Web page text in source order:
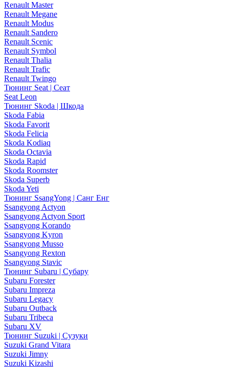
Renault Master
Renault Megane
Renault Modus
Renault Sandero
Renault Scenic
Renault Symbol
Renault Thalia
Renault Trafic
Renault Twingo
Тюнинг Seat | Сеат
Seat Leon
Тюнинг Skoda | Шкода
Skoda Fabia
Skoda Favorit
Skoda Felicia
Skoda Kodiaq
Skoda Octavia
Skoda Rapid
Skoda Roomster
Skoda Superb
Skoda Yeti
Тюнинг SsangYong | Санг Енг
Ssangyong Actyon
Ssangyong Actyon Sport
Ssangyong Korando
Ssangyong Kyron
Ssangyong Musso
Ssangyong Rexton
Ssangyong Stavic
Тюнинг Subaru | Субару
Subaru Forester
Subaru Impreza
Subaru Legacy
Subaru Outback
Subaru Tribeca
Subaru XV
Тюнинг Suzuki | Сузуки
Suzuki Grand Vitara
Suzuki Jimny
Suzuki Kizashi